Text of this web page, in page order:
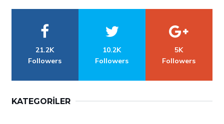
21.2K
Followers
10.2K
Followers
5K
Followers
KATEGORILER